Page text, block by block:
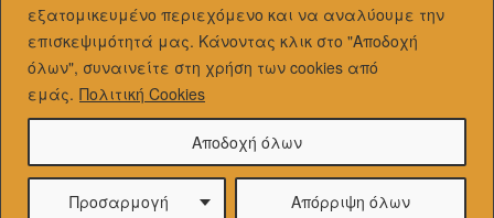
εξατομικευμένo περιεχόμενο και να αναλύουμε την
επισκεψιμότητά μας. Κάνοντας κλικ στο "Αποδοχή
όλων", συναινείτε στη χρήση των cookies από
εμάς. Πολιτική Cookies
Προσαρμογή Απόρριψη όλων
Αποδοχή όλων
Theme by SiteOrigin